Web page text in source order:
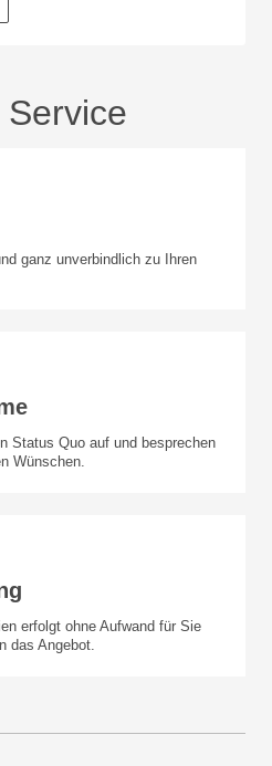
Service
ganz unverbindlich zu Ihren
Status Quo auf und besprechen
Wünschen.
erfolgt ohne Aufwand für Sie
das Angebot.